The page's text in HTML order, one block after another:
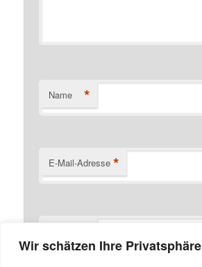
Wir schätzen Ihre Privatsphäre
Name *
E-Mail-Adresse *